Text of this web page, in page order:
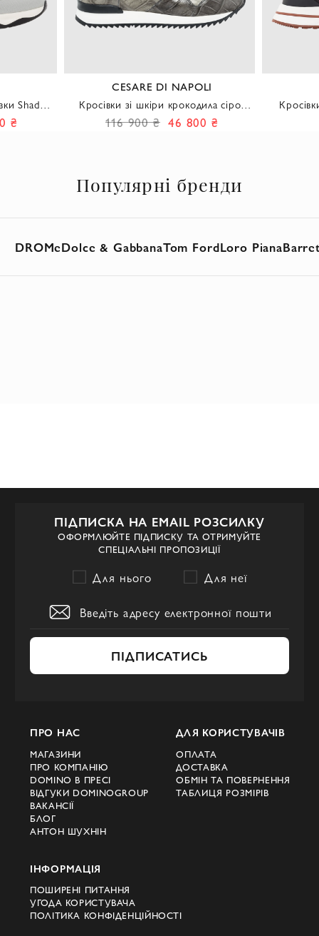
Shadow
та білою
₴
CESARE DI NAPOLI
Кросівки зі шкіри крокодила сіро-
оливкового кольору із зубчастою
116 900 ₴ 46 800 ₴
Популярні бренди
DROMeDolce & GabbanaTom FordLoro Piana
ПІДПИСКА НА EMAIL РОЗСИЛКУ
ОФОРМЛЮЙТЕ ПІДПИСКУ ТА ОТРИМУЙТЕ
СПЕЦІАЛЬНІ ПРОПОЗИЦІЇ
Для нього Для неї
ПІДПИСАТИСЬ
ПРО НАС
МАГАЗИНИ
ПРО КОМПАНІЮ
DOMINO В ПРЕСІ
ВІДГУКИ DOMINOGROUP
ВАКАНСІЇ
БЛОГ
АНТОН ШУХНІН
ДЛЯ КОРИСТУВАЧІВ
ОПЛАТА
ДОСТАВКА
ОБМІН ТА ПОВЕРНЕННЯ
ТАБЛИЦЯ РОЗМІРІВ
ІНФОРМАЦІЯ
ПОШИРЕНІ ПИТАННЯ
УГОДА КОРИСТУВАЧА
ПОЛІТИКА КОНФІДЕНЦІЙНОСТІ